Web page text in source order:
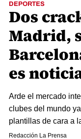
DEPORTES
Dos
Madrid,
es
Arde el mercado
clubes del mundo
plantillas de cara a
Redacción La Prensa